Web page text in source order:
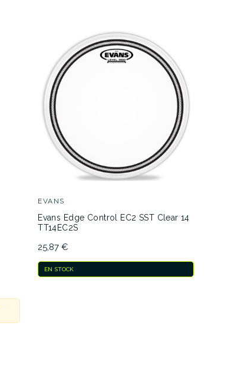
EVANS
Evans Edge Control EC2 SST Clear 14
TT14EC2S
25,87 €
EN STOCK